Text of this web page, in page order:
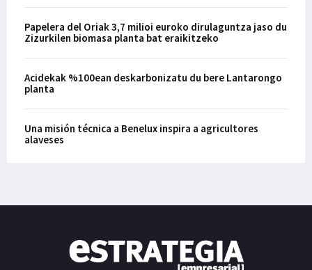
Papelera del Oriak 3,7 milioi euroko dirulaguntza jaso du
Zizurkilen biomasa planta bat eraikitzeko
Acidekak %100ean deskarbonizatu du bere Lantarongo
planta
Una misión técnica a Benelux inspira a agricultores
alaveses